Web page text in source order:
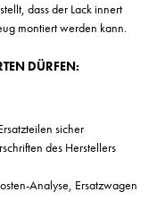
dass der Lack innert
montiert werden kann.
DÜRFEN:
sicher
des Herstellers
Analyse, Ersatzwagen